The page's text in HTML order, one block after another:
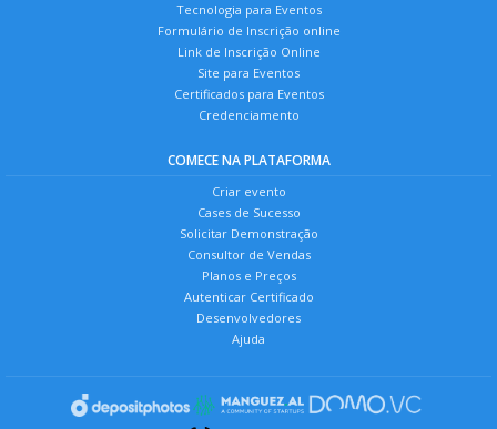
Tecnologia para Eventos
Formulário de Inscrição online
Link de Inscrição Online
Site para Eventos
Certificados para Eventos
Credenciamento
COMECE NA PLATAFORMA
Criar evento
Cases de Sucesso
Solicitar Demonstração
Consultor de Vendas
Planos e Preços
Autenticar Certificado
Desenvolvedores
Ajuda